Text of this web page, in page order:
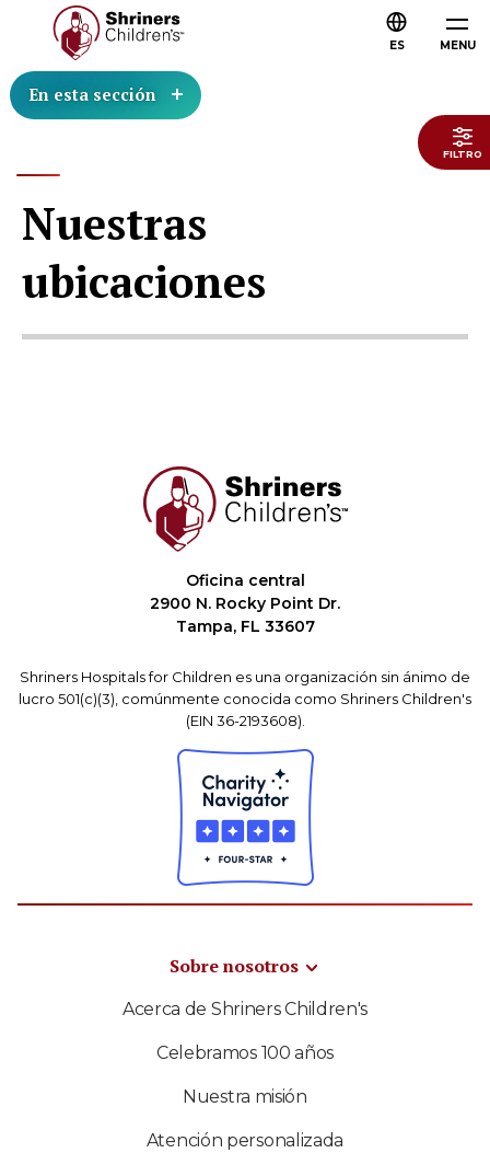
MENU
ES
En esta sección
FILTRO
Nuestras
ubicaciones
Oficina central
2900 N. Rocky Point Dr.
Tampa, FL 33607
Shriners Hospitals for Children es una organización sin ánimo de
lucro 501(c)(3), comúnmente conocida como Shriners Children's
(EIN 36-2193608).
Sobre nosotros
Acerca de Shriners Children's
Celebramos 100 años
Nuestra misión
Atención personalizada